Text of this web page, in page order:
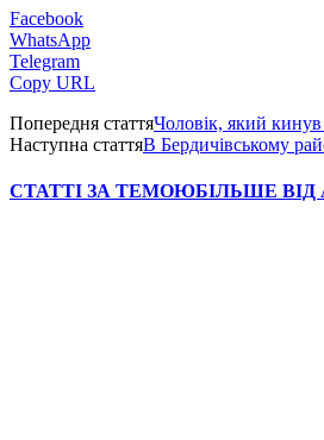
Facebook
WhatsApp
Telegram
Copy URL
Попередня статтяЧоловік, який кинув
Наступна статтяВ Бердичівському
СТАТТІ ЗА ТЕМОЮБІЛЬШЕ ВІД